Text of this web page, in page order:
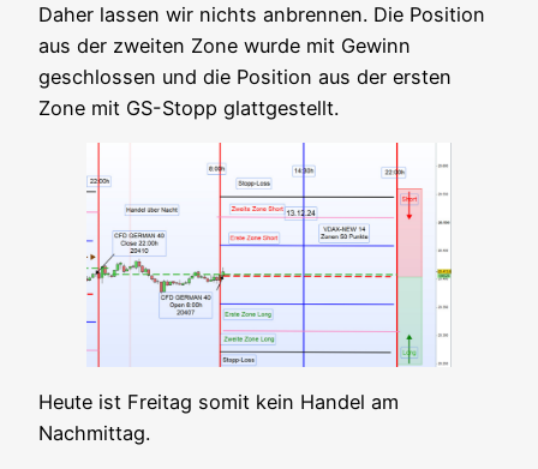
Daher las­sen wir nichts anbren­nen. Die Posi­ti­on
aus der zwei­ten Zone wur­de mit Gewinn
geschlos­sen und die Posi­ti­on aus der ers­ten
Zone mit GS-Stopp glattgestellt.
Heu­te ist Frei­tag somit kein Han­del am
Nachmittag.